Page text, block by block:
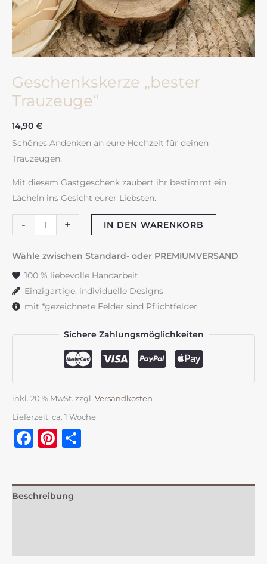
Geschenkskerze „bester
Trauzeuge“
14,90 €
Schönes Andenken an eure Hochzeit für deinen
Trauzeugen.
Mit diesem Gastgeschenk zaubert ihr bestimmt ein
Lächeln ins Gesicht eurer Liebsten.
-
Geschenkskerze
"bester
Trauzeuge"
+ IN DEN WARENKORB
Wähle zwischen Standard- oder PREMIUMVERSAND
100 % liebevolle Handarbeit
Einzigartige, individuelle Designs
mit *gezeichnete Felder sind Pflichtfelder
Sichere Zahlungsmöglichkeiten
inkl. 20 % MwSt. zzgl. Versandkosten
Lieferzeit: ca. 1 Woche
Facebook
Pinterest
Beschreibung